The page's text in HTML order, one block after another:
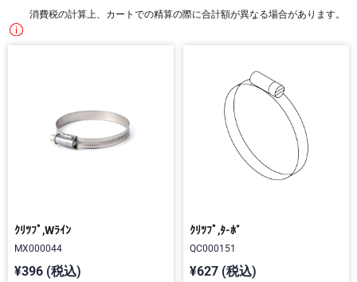
消費税の計算上、カートでの精算の際に合計額が異なる場合があります。
ｸﾘﾂﾌﾟ,Wﾗｲﾝ
MX000044
¥396 (税込)
ｸﾘﾂﾌﾟ,ﾀ-ﾎﾞ
QC000151
¥627 (税込)